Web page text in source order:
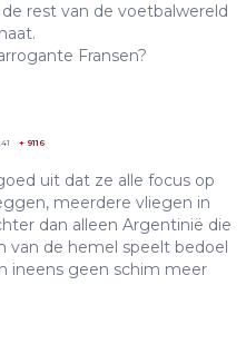
rest van de voetbalwereld
Fransen?
+ 9116
uit dat ze alle focus op
meerdere vliegen in
dan alleen Argentinië die
van de hemel speelt bedoel
ineens geen schim meer